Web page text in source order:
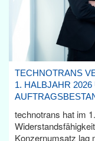
TECHNOTRANS
1. HALBJAHR
technotrans hat im
Konzernumsatz lag